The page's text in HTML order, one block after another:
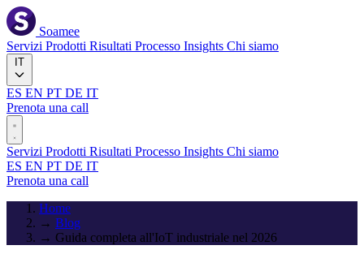
Soamee
Servizi Prodotti Risultati Processo Insights Chi siamo
ES EN PT DE IT
Prenota una call
Servizi Prodotti Risultati Processo Insights Chi siamo
ES EN PT DE IT
Prenota una call
Home
→ Blog
→ Guida completa all'IoT industriale nel 2026